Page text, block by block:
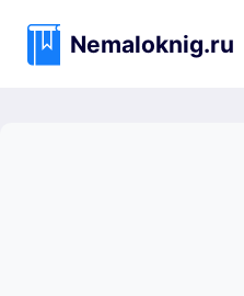
содержимому
Nemaloknig.ru